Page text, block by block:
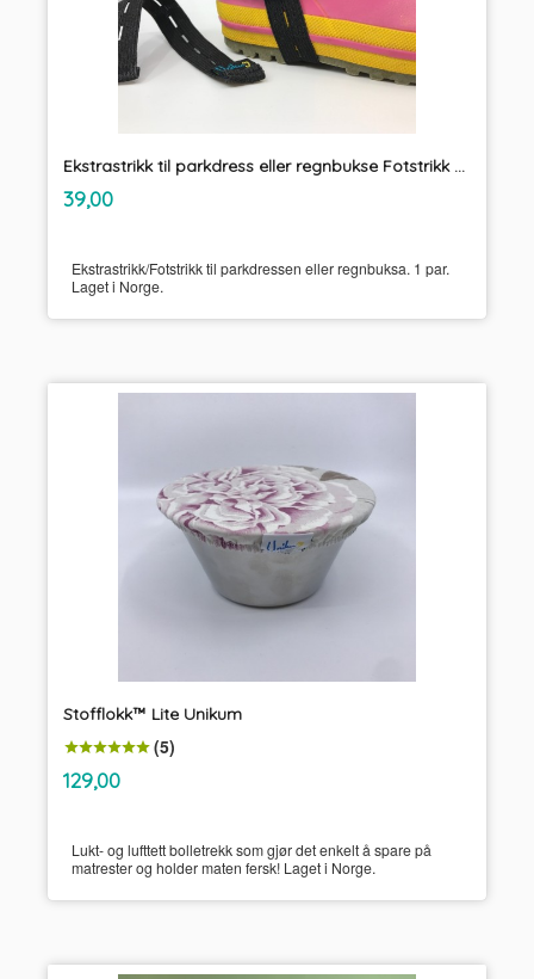
Ekstrastrikk til parkdress eller regnbukse Fotstrikk Unikum
Pris
39,00mva.
Ekstrastrikk/Fotstrikk til parkdressen eller regnbuksa. 1 par.
Laget i Norge.
Stofflokk™ Lite Unikum
(5)
Pris
129,00mva.
Lukt- og lufttett bolletrekk som gjør det enkelt å spare på
matrester og holder maten fersk! Laget i Norge.